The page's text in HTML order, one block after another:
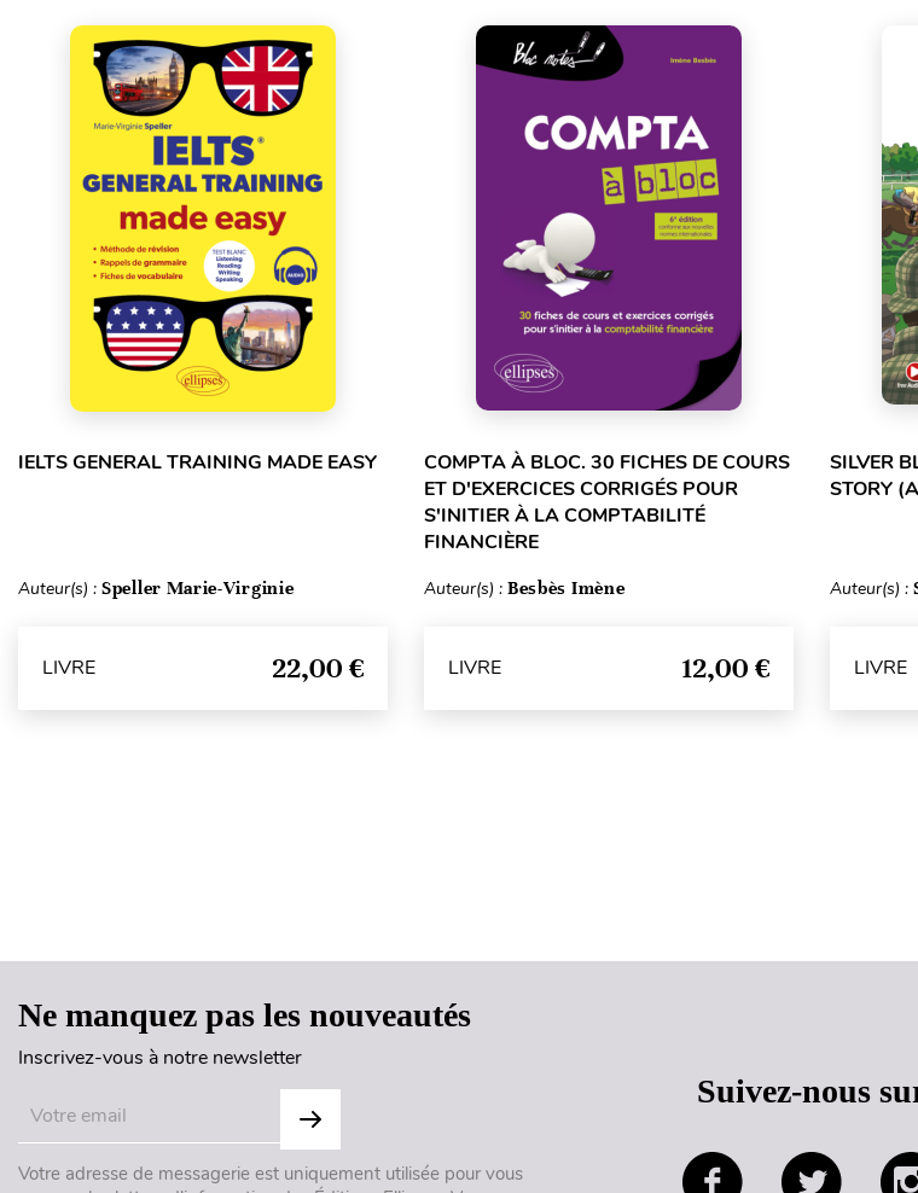
IELTS GENERAL TRAINING MADE EASY
Auteur(s) : Speller Marie-Virginie
LIVRE 22,00 €
COMPTA À BLOC. 30 FICHES DE COURS
ET D'EXERCICES CORRIGÉS POUR
S'INITIER À LA COMPTABILITÉ
FINANCIÈRE
Auteur(s) : Besbès Imène
LIVRE 12,00 €
SILVER
STORY
Auteur(s) :
LIVRE
Ne manquez pas les nouveautés
Inscrivez-vous à notre newsletter
Votre adresse de messagerie est uniquement utilisée pour vous
Suivez-nous